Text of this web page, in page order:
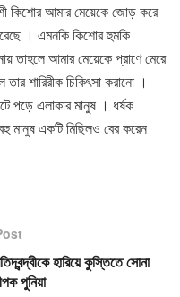
কিশোর আমার মেয়েকে জোড় করে
। এমনকি কিশোর হুমকি
তাহলে আমার মেয়েকে প্রাণে মেরে
শারিরীক চিকিৎসা করানো ।
পড়ে এলাকার মানুষ । ধর্ষক
মানুষ একটি মিছিলও বের করেন
হারিয়ে কুস্তিতে সোনা
পুনিয়া